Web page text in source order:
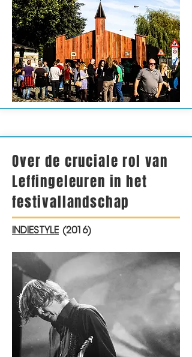
Over de cruciale rol van
Leffingeleuren in het
festivallandschap
INDIEST YLE (2016)